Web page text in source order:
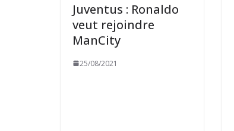
Juventus : Ronaldo
veut rejoindre
ManCity
25/08/2021